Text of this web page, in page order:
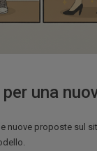
una
nuove proposte sul